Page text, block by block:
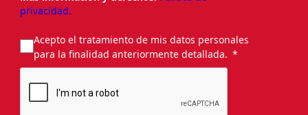
privacidad.
Acepto el tratamiento de mis datos personales
para la finalidad anteriormente detallada.